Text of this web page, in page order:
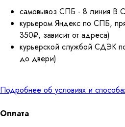
самовывоз СПБ - 8 линия
курьером Яндекс по СПБ,
350₽, зависит от адреса)
курьерской службой СДЭК
до двери)
Подробнее об условиях и
Оплата